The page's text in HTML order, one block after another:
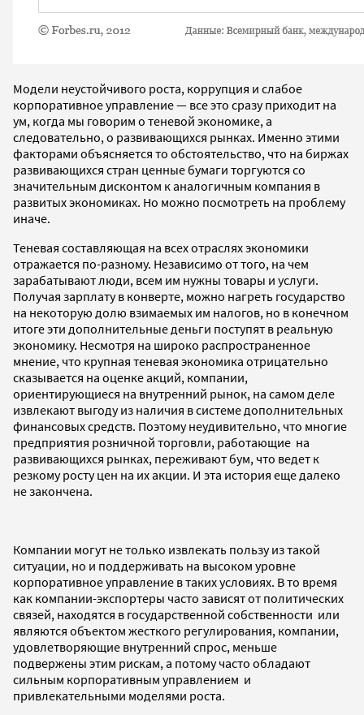
Модели неустойчивого роста, коррупция и слабое
корпоративное управление — все это сразу приходит на
ум, когда мы говорим о теневой экономике, а
следовательно, о развивающихся рынках. Именно этими
факторами объясняется то обстоятельство, что на биржах
развивающихся стран ценные бумаги торгуются со
значительным дисконтом к аналогичным компания в
развитых экономиках. Но можно посмотреть на проблему
иначе.
Теневая составляющая на всех отраслях экономики
отражается по-разному. Независимо от того, на чем
зарабатывают люди, всем им нужны товары и услуги.
Получая зарплату в конверте, можно нагреть государство
на некоторую долю взимаемых им налогов, но в конечном
итоге эти дополнительные деньги поступят в реальную
экономику. Несмотря на широко распространенное
мнение, что крупная теневая экономика отрицательно
сказывается на оценке акций, компании,
ориентирующиеся на внутренний рынок, на самом деле
извлекают выгоду из наличия в системе дополнительных
финансовых средств. Поэтому неудивительно, что многие
предприятия розничной торговли, работающие на
развивающихся рынках, переживают бум, что ведет к
резкому росту цен на их акции. И эта история еще далеко
не закончена.
Компании могут не только извлекать пользу из такой
ситуации, но и поддерживать на высоком уровне
корпоративное управление в таких условиях. В то время
как компании-экспортеры часто зависят от политических
связей, находятся в государственной собственности или
являются объектом жесткого регулирования, компании,
удовлетворяющие внутренний спрос, меньше
подвержены этим рискам, а потому часто обладают
сильным корпоративным управлением и
привлекательными моделями роста.